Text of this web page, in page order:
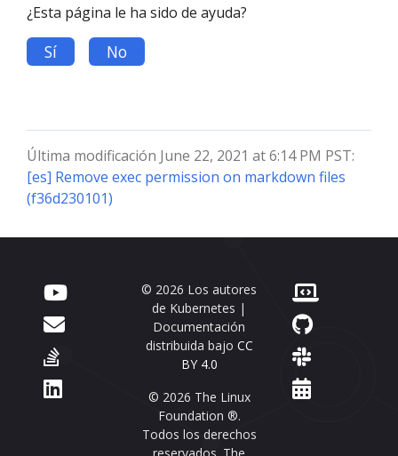
¿Esta página le ha sido de ayuda?
Sí No
Última modificación June 22, 2021 at 6:14 PM PST:
[es] Remove exec permission on markdown files
(f36d230101)
© 2026 Los autores
de Kubernetes |
Documentación
distribuida bajo CC
BY 4.0
© 2026 The Linux
Foundation ®.
Todos los derechos